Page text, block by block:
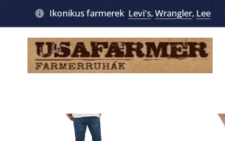
Ikonikus farmerek Levi's,Wrangler, Lee